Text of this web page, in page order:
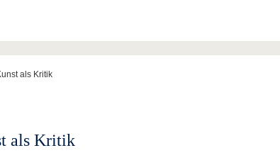
als Kritik
als Kritik